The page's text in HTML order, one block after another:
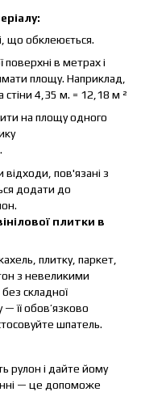
що обклеюється.
в метрах і
площу. Наприклад,
4,35 м. = 12,18 м ²
на площу одного
пов'язані з
додати до
плитки в
плитку, паркет,
з невеликими
складної
її обов’язково
шпатель.
рулон і дайте йому
— це допоможе